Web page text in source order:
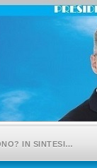
IN SINTESI…